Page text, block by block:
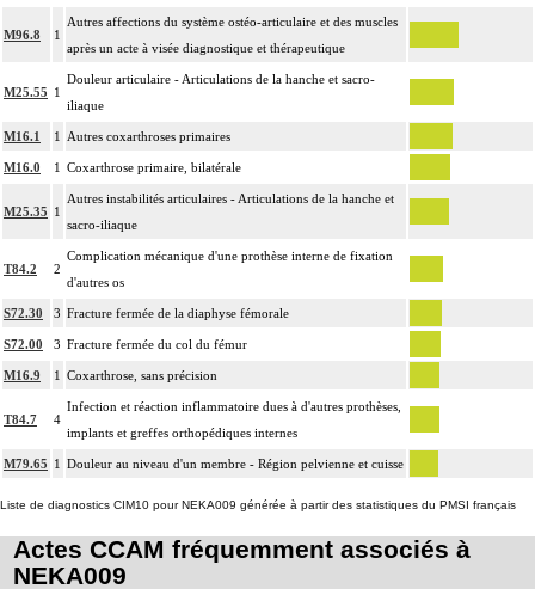
14
capsuloligamentaire de l'articulation par suture ou plastie, la stabilisation de
l'articulation [arthrorise] par matériel et/ou la contention par appareillage
rigide externe.
L'ostéotomie inclut l'ostéosynthèse et/ou la contention par appareillage
externe.
L'ostéosynthèse d'une fracture inclut sa réduction simultanée et sa contention
par appareillage externe.
La réduction orthopédique extemporanée d'une luxation inclut la contention
par confection d'un appareillage rigide externe, ou la stabilisation interne
[arthrorise] temporaire.
14
La réduction orthopédique extemporanée d'une fracture inclut la contention
par confection d'un appareillage rigide externe.
Comprend : réduction orthopédique itérative de fracture, avec gypsotomie de
Tout acte thérapeutique, par arthroscopie inclut le nettoyage de l'articulation
traitée.
14 Toute arthrotomie inclut l'arthroscopie peropératoire éventuelle.
M96.8 1
Autres affections du système ostéo-articulaire et des muscles
après un acte à visée diagnostique et thérapeutique
M25.55 1
Douleur articulaire - Articulations de la hanche et sacro-
iliaque
M16.1 1 Autres coxarthroses primaires
M16.0 1 Coxarthrose primaire, bilatérale
M25.35 1
Autres instabilités articulaires - Articulations de la hanche et
sacro-iliaque
T84.2 2
Complication mécanique d'une prothèse interne de fixation
d'autres os
S72.30 3 Fracture fermée de la diaphyse fémorale
S72.00 3 Fracture fermée du col du fémur
M16.9 1 Coxarthrose, sans précision
T84.7 4
Infection et réaction inflammatoire dues à d'autres prothèses,
implants et greffes orthopédiques internes
M79.65 1 Douleur au niveau d'un membre - Région pelvienne et cuisse
Liste de diagnostics CIM10 pour NEKA009 générée à partir des statistiques du PMSI français
Actes CCAM fréquemment associés à
NEKA009